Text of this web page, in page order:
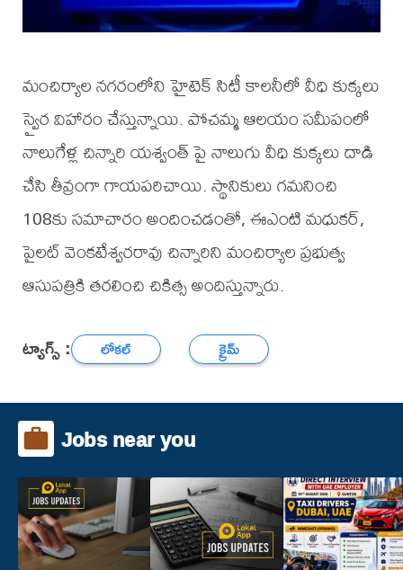
మంచిర్యాల నగరంలోని హైటెక్ సిటీ కాలనీలో వీధి కుక్కలు
స్వైర విహారం చేస్తున్నాయి. పోచమ్మ ఆలయం సమీపంలో
నాలుగేళ్ల చిన్నారి యశ్వంత్ పై నాలుగు వీధి కుక్కలు దాడి
చేసి తీవ్రంగా గాయపరిచాయి. స్థానికులు గమనించి
108కు సమాచారం అందించడంతో, ఈఎంటి మధుకర్,
పైలట్ వెంకటేశ్వరరావు చిన్నారిని మంచిర్యాల ప్రభుత్వ
ఆసుపత్రికి తరలించి చికిత్స అందిస్తున్నారు.
ట్యాగ్స్ : లోకల్ క్రైమ్
Jobs near you